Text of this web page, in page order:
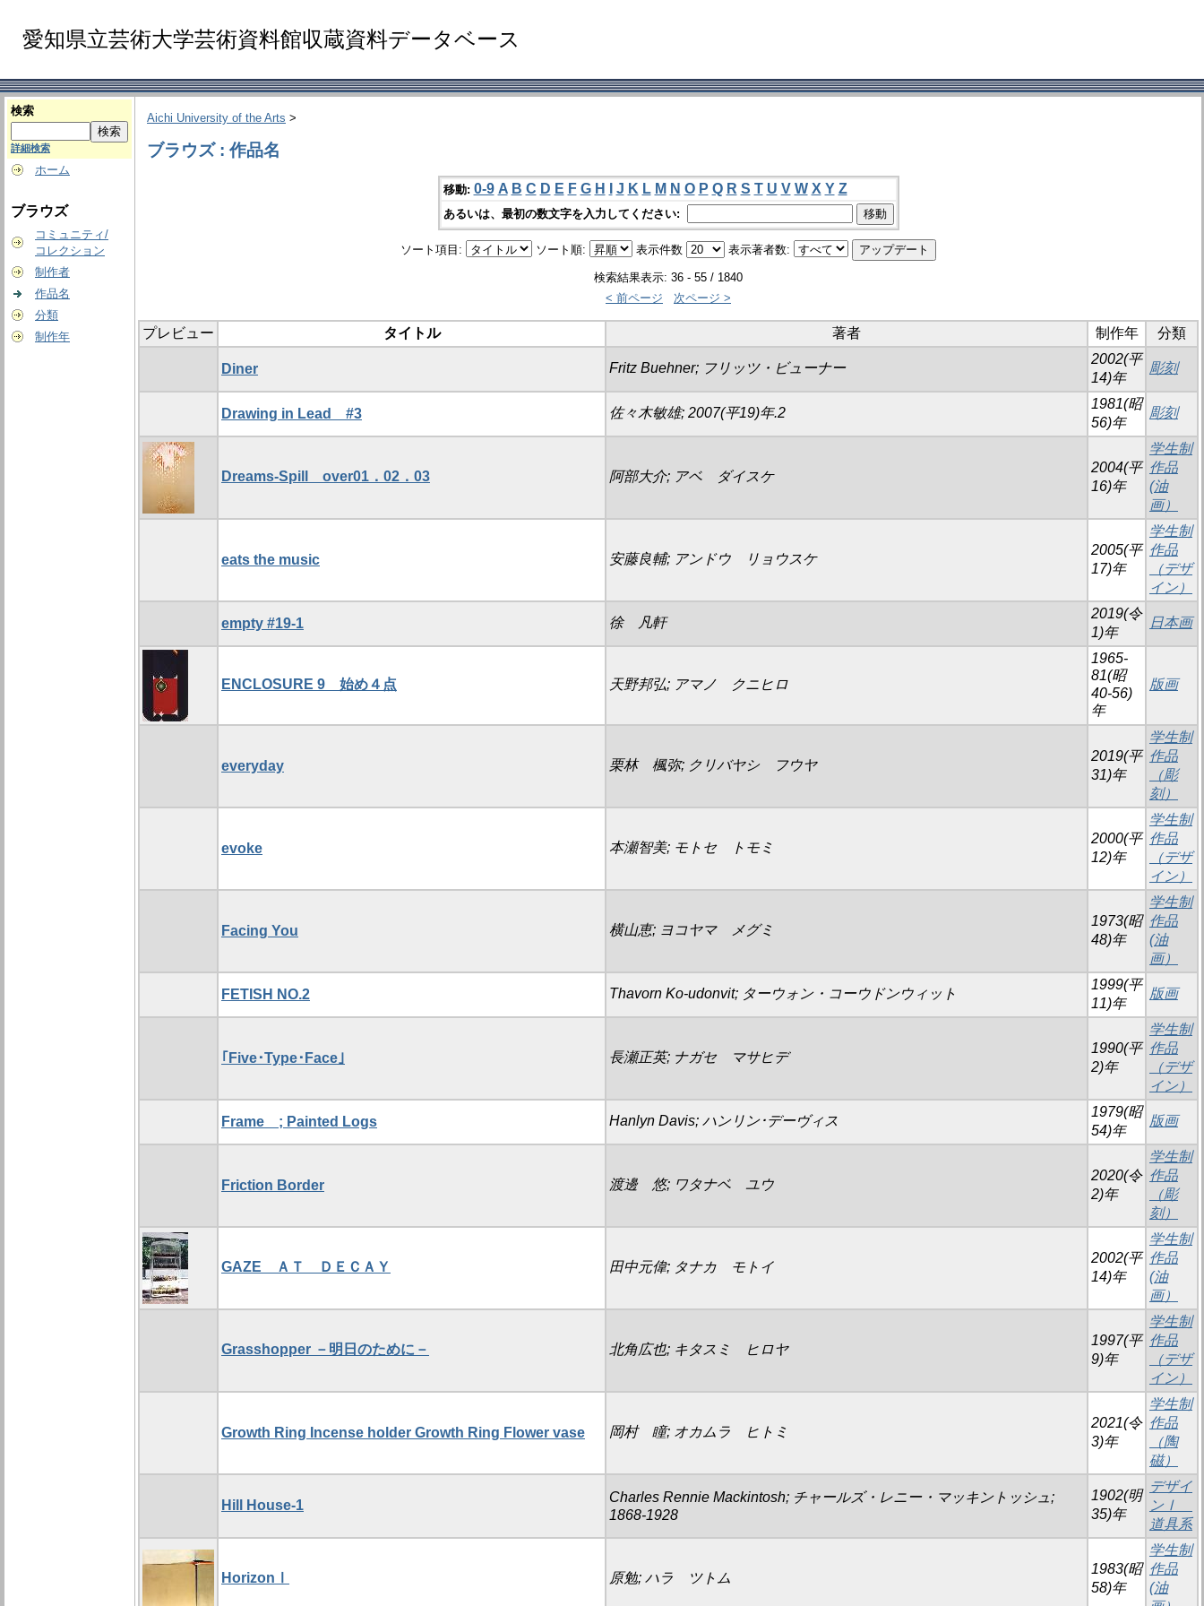
愛知県立芸術大学芸術資料館収蔵資料データベース
検索
詳細検索
ホーム
ブラウズ
コミュニティ/
コレクション
制作者
作品名
分類
制作年
Aichi University of the Arts >
ブラウズ : 作品名
移動: 0-9 A B C D E F G H J K L M N O P Q R S T U V W X Y Z
あるいは、最初の数文字を入力してください:
ソート項目: ソート順: 表示件数 表示著者数:
検索結果表示: 36 - 55 / 1840
< 前ページ
次ページ >
プレビュー タイトル 著者 制作年 分類
Diner Fritz Buehner; フリッツ・ビューナー
2002(平
14)年
彫刻
Drawing in Lead #3 佐々木敏雄; 2007(平19)年.2
1981(昭
56)年
彫刻
Dreams-Spill over01．02．03 阿部大介; アベ ダイスケ
2004(平
16)年
学生制
作品
(油
画）
eats the music 安藤良輔; アンドウ リョウスケ
2005(平
17)年
学生制
作品
（デザ
イン）
empty #19-1 徐 凡軒
2019(令
1)年
日本画
ENCLOSURE 9 始め４点 天野邦弘; アマノ クニヒロ
1965-
81(昭
40-56)
年
版画
everyday 栗林 楓弥; クリバヤシ フウヤ
2019(平
31)年
学生制
作品
（彫
刻）
evoke 本瀬智美; モトセ トモミ
2000(平
12)年
学生制
作品
（デザ
イン）
Facing You 横山恵; ヨコヤマ メグミ
1973(昭
48)年
学生制
作品
(油
画）
FETISH NO.2 Thavorn Ko-udonvit; ターウォン・コーウドンウィット
1999(平
11)年
版画
｢Five･Type･Face｣ 長瀬正英; ナガセ マサヒデ
1990(平
2)年
学生制
作品
（デザ
イン）
Frame ; Painted Logs Hanlyn Davis; ハンリン･デーヴィス
1979(昭
54)年
版画
Friction Border 渡邊 悠; ワタナベ ユウ
2020(令
2)年
学生制
作品
（彫
刻）
GAZE ＡＴ ＤＥＣＡＹ 田中元偉; タナカ モトイ
2002(平
14)年
学生制
作品
(油
画）
Grasshopper －明日のために－ 北角広也; キタスミ ヒロヤ
1997(平
9)年
学生制
作品
（デザ
イン）
Growth Ring Incense holder Growth Ring Flower vase 岡村 瞳; オカムラ ヒトミ
2021(令
3)年
学生制
作品
（陶
磁）
Hill House-1
Charles Rennie Mackintosh; チャールズ・レニー・マッキントッシュ;
1868-1928
1902(明
35)年
デザイ
ンⅠ
道具系
HorizonⅠ 原勉; ハラ ツトム
1983(昭
58)年
学生制
作品
(油